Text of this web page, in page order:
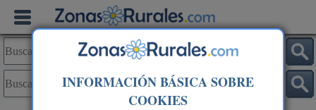
INFORMACIÓN BÁSICA SOBRE
COOKIES